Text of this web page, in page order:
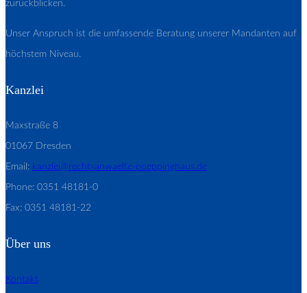
zurückblicken.
Unser Anspruch ist die umfassende Beratung unserer Mandanten auf
höchstem Niveau.
Kanzlei
Maxstraße 8
01067 Dresden
Email: kanzlei@rechtsanwaelte-poeppinghaus.de
Phone: 0351 48181-0
Fax: 0351 48181-22
Über uns
Kontakt